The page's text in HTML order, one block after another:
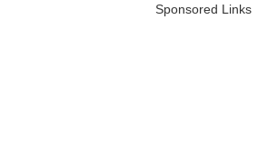
Sponsored Links